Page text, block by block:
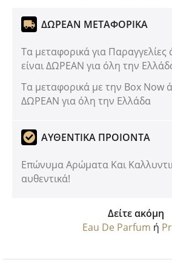
ΔΩΡΕΑΝ ΜΕΤΑΦΟΡΙΚΑ
Τα μεταφορικά για
είναι ΔΩΡΕΑΝ για όλη την
Tα μεταφορικά με την Box Now
ΔΩΡΕΑΝ για όλη την Ελλάδα
ΑΥΘΕΝΤΙΚΑ ΠΡΟΙΟΝΤΑ
Επώνυμα Αρώματα Και
αυθεντικά!
Δείτε ακόμη
Eau De Parfum ή